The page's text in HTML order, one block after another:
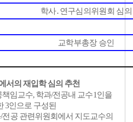
학사․ 연구심의위원회 심의
교학부총장 승인
서의 재입학 심의 추천
임교수, 학과/전공내 교수1인을
3인으로 구성된
공 관련위원회에서 지도교수의